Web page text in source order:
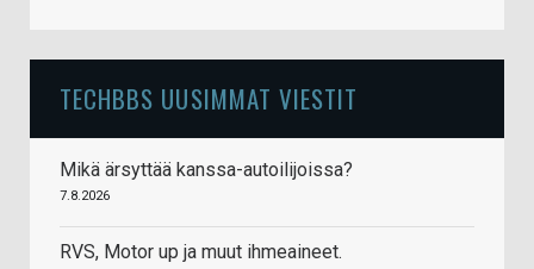
TECHBBS UUSIMMAT VIESTIT
Mikä ärsyttää kanssa-autoilijoissa?
7.8.2026
RVS, Motor up ja muut ihmeaineet.